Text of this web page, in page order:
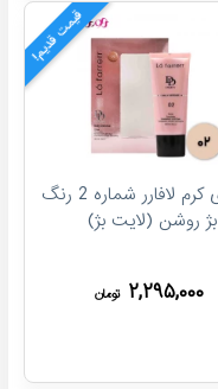
قیمت قدیم!
دی دی کرم لافارر شماره 2 رنگ
بژ روشن (لایت بژ)
۲,۲۹۵,۰۰۰ تومان